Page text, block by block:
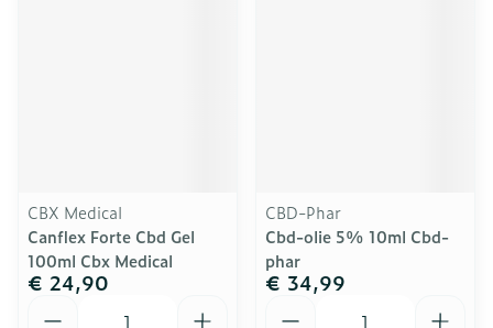
CBX Medical
Canflex Forte Cbd Gel
100ml Cbx Medical
€ 24,90
CBD-Phar
Cbd-olie 5% 10ml Cbd-
phar
€ 34,99